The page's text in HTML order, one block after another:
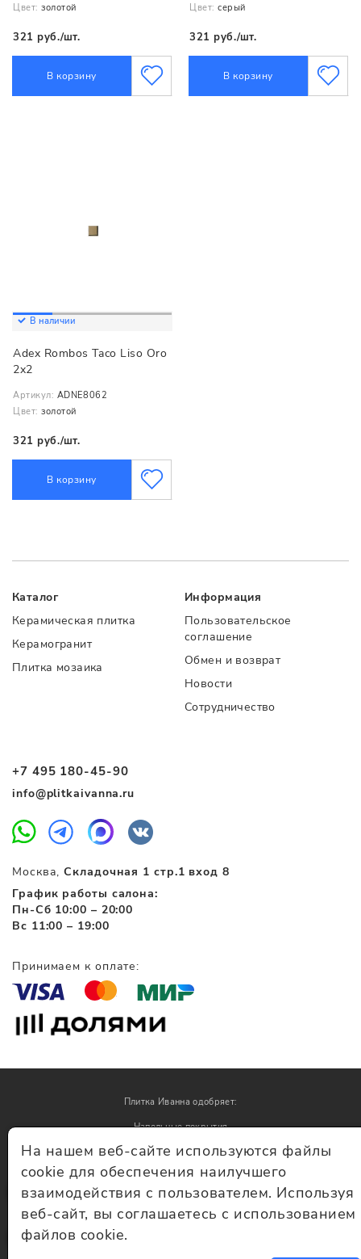
Цвет: золотой
321 руб./шт.
В корзину
Цвет: серый
321 руб./шт.
В корзину
В наличии
Adex Rombos Taco Liso Oro
2x2
Артикул: ADNE8062
Цвет: золотой
321 руб./шт.
В корзину
+7 495 180-45-90
info@plitkaivanna.ru
Москва,Складочная 1 стр.1 вход 8
График работы салона:
Пн-Сб 10:00 – 20:00
Вс 11:00 – 19:00
Каталог
Керамическая плитка
Керамогранит
Плитка мозаика
Информация
Пользовательское
соглашение
Обмен и возврат
Новости
Сотрудничество
Принимаем к оплате:
© Плитка Иванна 2026 - плитка и керамогранит
Плитка Иванна одобряет:
Напольные покрытия
Обои
На нашем веб-сайте используются файлы
cookie для обеспечения наилучшего
взаимодействия с пользователем. Используя
веб-сайт, вы соглашаетесь с использованием
файлов cookie.